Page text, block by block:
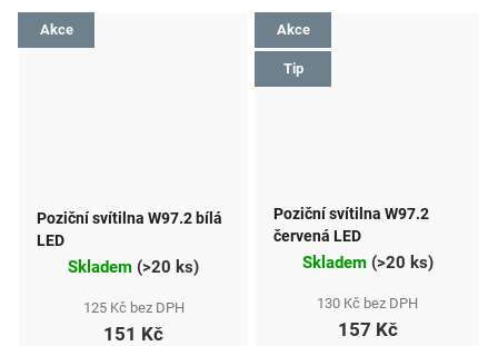
Akce
Poziční svítilna W97.2 bílá
LED
Skladem (>20 ks)
125 Kč bez DPH
151 Kč
Akce
Tip
Poziční svítilna W97.2
červená LED
Skladem (>20 ks)
130 Kč bez DPH
157 Kč